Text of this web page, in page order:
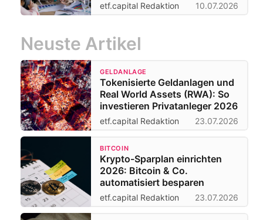
etf.capital Redaktion 10.07.2026
Neuste Artikel
GELDANLAGE
Tokenisierte Geldanlagen und
Real World Assets (RWA): So
investieren Privatanleger 2026
etf.capital Redaktion 23.07.2026
BITCOIN
Krypto-Sparplan einrichten
2026: Bitcoin & Co.
automatisiert besparen
etf.capital Redaktion 23.07.2026